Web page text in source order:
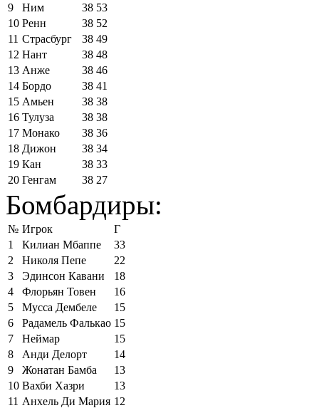
9
Ним 38 53
10 Ренн 38 52
11 Страсбург 38 49
12 Нант 38 48
13 Анже 38 46
14 Бордо 38 41
15 Амьен 38 38
16 Тулуза 38 38
17 Монако 38 36
18 Дижон 38 34
19 Кан 38 33
20 Генгам 38 27
Бомбардиры:
№ Игрок
Г
1
Килиан Мбаппе
33
2
Николя Пепе
22
3
Эдинсон Кавани
18
4
Флорьян Товен
16
5
Мусса Дембеле
15
6
Радамель Фалькао 15
7
Неймар
15
8
Анди Делорт
14
9
Жонатан Бамба
13
10 Вахби Хазри
13
11 Анхель Ди Мария 12